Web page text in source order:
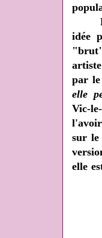
idée
par
elle
Vic-
sur le
elle